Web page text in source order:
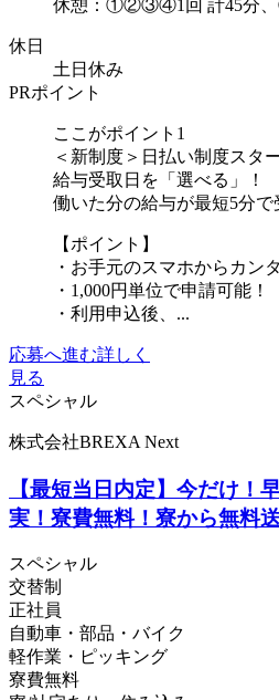
休憩：①②③④1回 計45分
休日
土日休み
PRポイント
ここがポイント1
＜新制度＞日払い制度スタ
給与受取日を「選べる」！
働いた分の給与が最短5分で
【ポイント】
・お手元のスマホからカン
・1,000円単位で申請可能！
・利用申込後、...
応募へ進む詳しく
見る
スペシャル
株式会社BREXA Next
【最短当日内定】今だけ
実！寮費無料！寮から無料
スペシャル
交替制
正社員
自動車・部品・バイク
軽作業・ピッキング
寮費無料